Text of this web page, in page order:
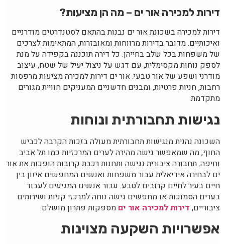
דירות למכירה אור ים – מה הן מציעות?
דירות למכירה בשכונת אור ים נבנות בהתאם לסטנדרטים מודרניים
ואיכותיים. מדובר בדירות מרווחות ומאובזרות, המתאימות לצרכים
של משפחות בכל שלב בחייהן. כל דירה תוכננה בקפידה על מנת
לספק נוחות מקסימלית, עם דגש על ניצול יעיל של שטח, עיצוב
מודרני ושפע של אור טבעי. אור ים דירות למכירה מציעות מרפסות
רחבות, חניות פרטיות, ומבנים חדשניים המעניקים חוויית מגורים
מתקדמת.
נגישות תחבורתית ונוחות
השכונה נהנית מנגישות תחבורתית מעולה בזכות הקרבה לכביש
החוף, מה שמאפשר גישה מהירה לערים המרכזיות כמו תל אביב
וחיפה. תחבורה ציבורית נגישה ותחנות רכבת קרובות הופכות את אור
ים לבחירה אידיאלית עבור משפחות ואנשים המחפשים איזון בין
חיים בעיר לחיים קרובים לטבע. עבור אנשים המגיעים לעבוד
בערים הסמוכות או מחפשים גישה נוחה למרכזי קניות ושירותים
ציבוריים, דירות למכירה אור ים מספקות פתרון מושלם.
אפשרויות השקעה מצוינות